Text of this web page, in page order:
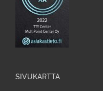
SIVUKARTTA